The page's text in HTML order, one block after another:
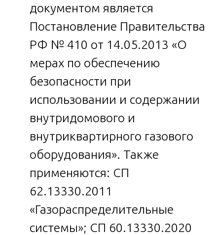
документом является
Постановление Правительства
РФ № 410 от 14.05.2013 «О
мерах по обеспечению
безопасности при
использовании и содержании
внутридомового и
внутриквартирного газового
оборудования». Также
применяются: СП
62.13330.2011
«Газораспределительные
системы»; СП 60.13330.2020